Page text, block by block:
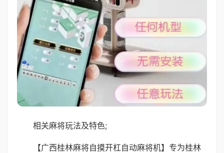
相关麻将玩法及特色;
【广西桂林麻将自摸开杠自动麻将机】专为桂林